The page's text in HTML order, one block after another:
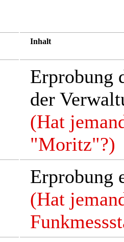
Inhalt
Erprobung
der
(Hat
"Moritz"?)
Erprobung
(Hat